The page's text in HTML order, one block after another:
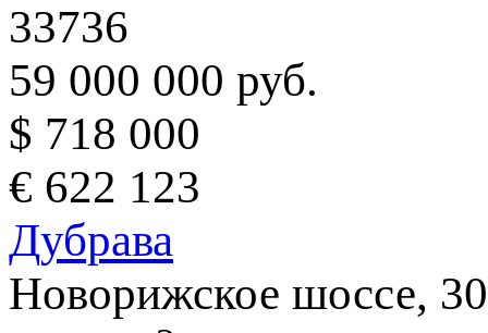
33736
59 000 000 руб.
$ 718 000
€ 622 123
Дубрава
Новорижское шоссе,